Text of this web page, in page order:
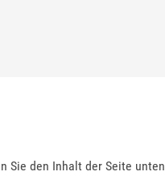
Sie den Inhalt der Seite unten